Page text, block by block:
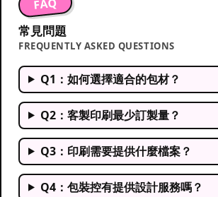
常見問題
FREQUENTLY ASKED QUESTIONS
Q1：如何選擇適合的包材？
Q2：客製印刷最少訂製量？
Q3：印刷需要提供什麼檔案？
Q4：包裝控有提供設計服務嗎？